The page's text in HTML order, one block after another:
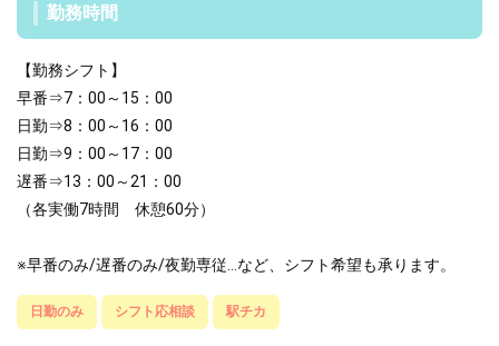
勤務時間
【勤務シフト】
早番⇒7：00～15：00
日勤⇒8：00～16：00
日勤⇒9：00～17：00
遅番⇒13：00～21：00
（各実働7時間 休憩60分）
※早番のみ/遅番のみ/夜勤専従...など、シフト希望も承ります。
日勤のみ シフト応相談 駅チカ